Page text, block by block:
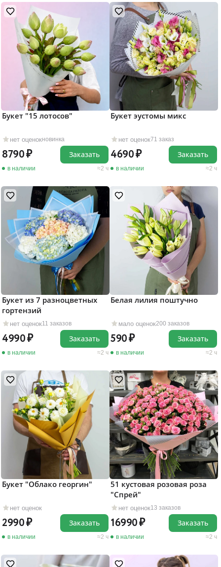
нет оценокновинка
Букет "15 лотосов"
8790
в наличии 2 ч
Заказать
нет оценок71 заказ
Букет эустомы микс
4690
в наличии 2 ч
Заказать
нет оценок11 заказов
Букет из 7 разноцветных
гортензий
4990
в наличии 2 ч
Заказать
мало оценок200 заказов
Белая лилия поштучно
590
в наличии 2 ч
Заказать
нет оценок
Букет "Облако георгин"
2990
в наличии 2 ч
Заказать
нет оценок13 заказов
51 кустовая розовая роза
"Cпрей"
16990
в наличии 2 ч
Заказать